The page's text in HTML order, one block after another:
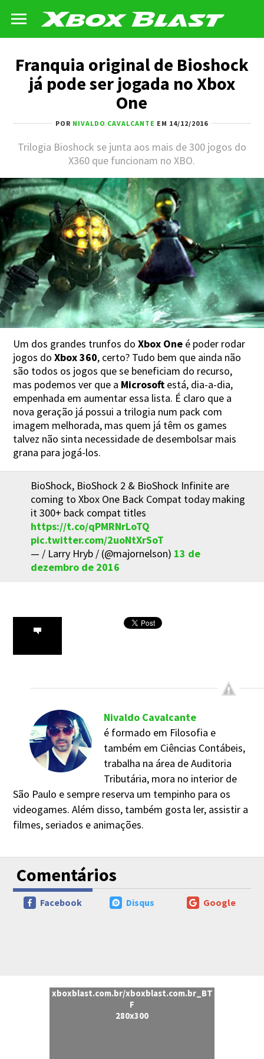
Franquia original de Bioshock
já pode ser jogada no Xbox
One
POR NIVALDO CAVALCANTE EM 14/12/2016
Trilogia Bioshock se junta aos mais de 300 jogos do
X360 que funcionam no XBO.
Um dos grandes trunfos doXbox One é poder rodar
jogos do Xbox 360, certo? Tudo bem que ainda não
são todos os jogos que se beneficiam do recurso,
mas podemos ver que a Microsoft está, dia-a-dia,
empenhada em aumentar essa lista. É claro que a
nova geração já possui a trilogia num pack com
imagem melhorada, mas quem já têm os games
talvez não sinta necessidade de desembolsar mais
grana para jogá-los.
BioShock, BioShock 2 & BioShock Infinite are
coming to Xbox One Back Compat today making
it 300+ back compat titles
https://t.co/qPMRNrLoTQ
pic.twitter.com/2uoNtXrSoT
— / Larry Hryb / (@majornelson) 13 de
dezembro de 2016
Nivaldo Cavalcante
é formado em Filosofia e
também em Ciências Contábeis,
trabalha na área de Auditoria
Tributária, mora no interior de
São Paulo e sempre reserva um tempinho para os
videogames. Além disso, também gosta ler, assistir a
filmes, seriados e animações.
Comentários
Google
Disqus
Facebook
xboxblast.com.br/xboxblast.com.br_BT
F
280x300